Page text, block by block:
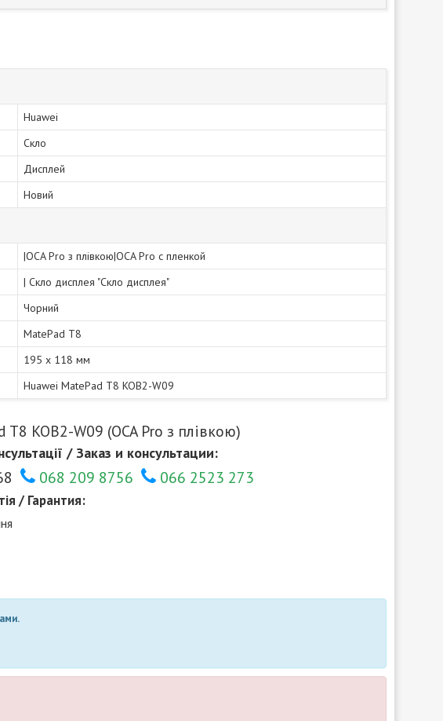
Huawei
Скло
Дисплей
Новий
|OCA Pro з плівкою|OCA Pro с пленкой
| Скло дисплея "Скло дисплея"
Чорний
MatePad T8
195 x 118 мм
Huawei MatePad T8 KOB2-W09
T8 KOB2-W09 (OCA Pro з плівкою)
/ Заказ и консультации:
068 209 8756 066 2523 273
/ Гарантия: